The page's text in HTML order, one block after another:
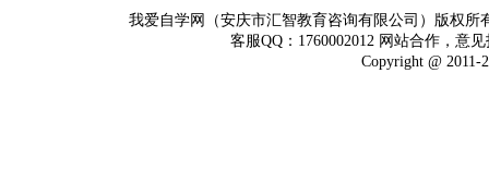
我爱自学网（安庆市汇智教育咨询有限公司）版权
客服QQ：1760002012 网站合作，意
Copyright @